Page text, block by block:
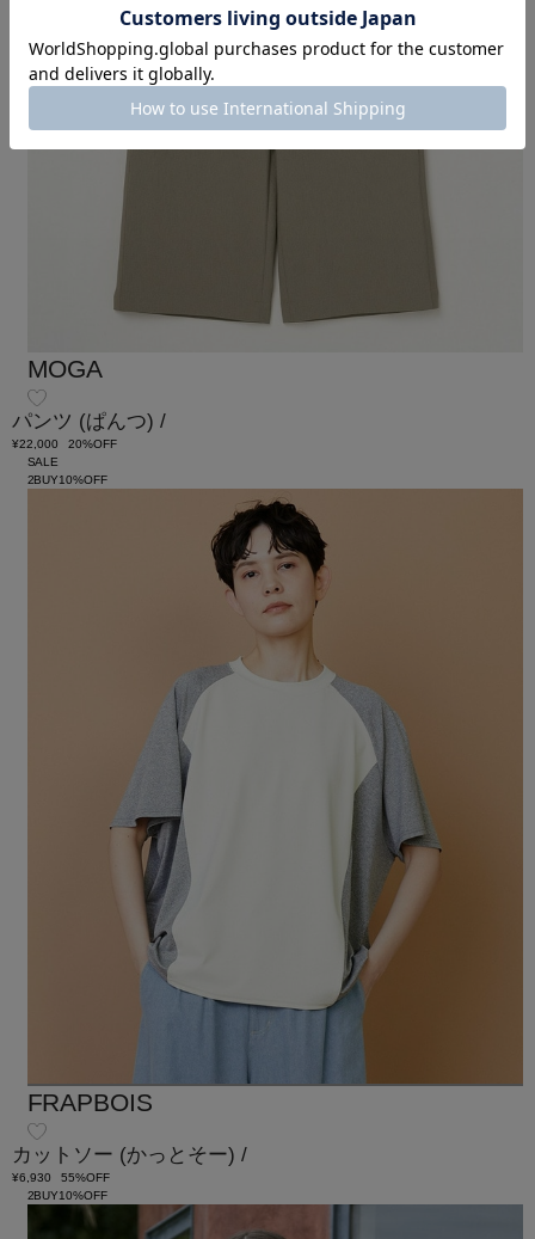
MOGA
パンツ (ぱんつ) /
¥22,000
20%OFF
SALE
2BUY10%OFF
FRAPBOIS
カットソー (かっとそー) /
¥6,930
55%OFF
2BUY10%OFF